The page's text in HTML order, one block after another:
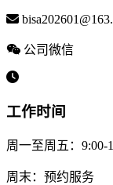
公司微信
工作时间
周一至周五：9:00-
周末：预约服务